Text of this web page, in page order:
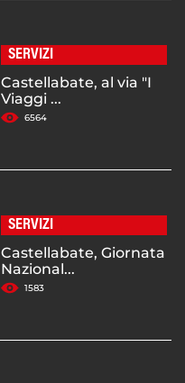
SERVIZI
Castellabate, al via "I
Viaggi ...
6564
SERVIZI
Castellabate, Giornata
Nazional...
1583